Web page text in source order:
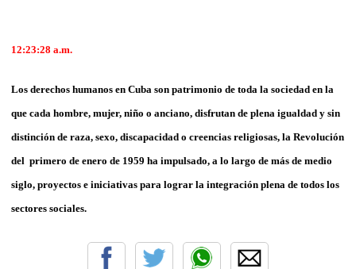
12:23:28 a.m.
Los derechos humanos en Cuba son patrimonio de toda la sociedad en la
que cada hombre, mujer, niño o anciano, disfrutan de plena igualdad y sin
distinción de raza, sexo, discapacidad o creencias religiosas, la Revolución
del primero de enero de 1959 ha impulsado, a lo largo de más de medio
siglo, proyectos e iniciativas para lograr la integración plena de todos los
sectores sociales.